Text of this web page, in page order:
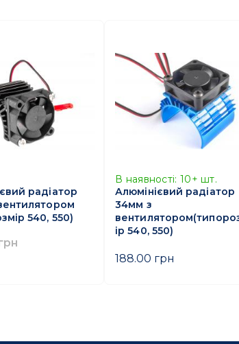
радіатор
540, 550)
В наявності: 10+ шт.
Алюмінієвий радіатор
34мм з
ір 540, 550)
188.00 грн